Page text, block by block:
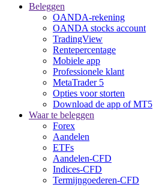
Beleggen
OANDA-rekening
OANDA stocks account
TradingView
Rentepercentage
Mobiele app
Professionele klant
MetaTrader 5
Opties voor storten
Download de app of MT5
Waar te beleggen
Forex
Aandelen
ETFs
Aandelen-CFD
Indices-CFD
Termijngoederen-CFD